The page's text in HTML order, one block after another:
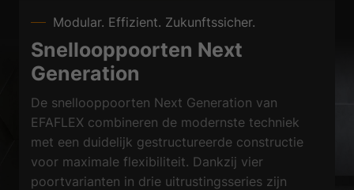
Modular. Effizient. Zukunftssicher.
Snellooppoorten Next
Generation
De snellooppoorten Next Generation van
EFAFLEX combineren de modernste techniek
met een duidelijk gestructureerde constructie
voor maximale flexibiliteit. Dankzij vier
poortvarianten in drie uitrustingsseries zijn